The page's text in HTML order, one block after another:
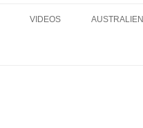
VIDEOS AUSTRALIEN